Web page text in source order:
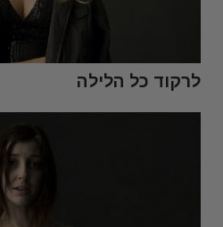
לרקוד כל הלילה